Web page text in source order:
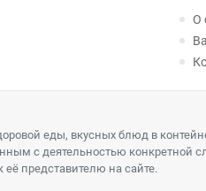
О
еды, вкусных блюд в
с деятельностью конкретной
представителю на сайте.